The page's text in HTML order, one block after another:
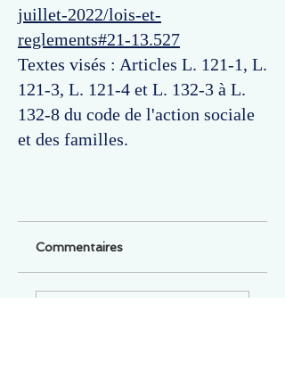
juillet-2022/lois-et-
reglements#21-13.527
Textes visés : Articles L. 121-1, L.
121-3, L. 121-4 et L. 132-3 à L.
132-8 du code de l'action sociale
et des familles.
Commentaires